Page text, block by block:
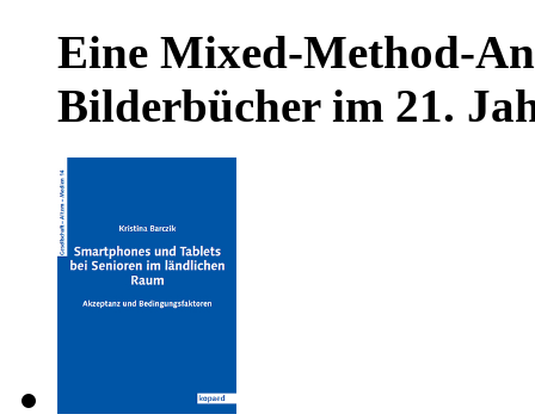
Eine Mixed-Method-
Bilderbücher im 21.